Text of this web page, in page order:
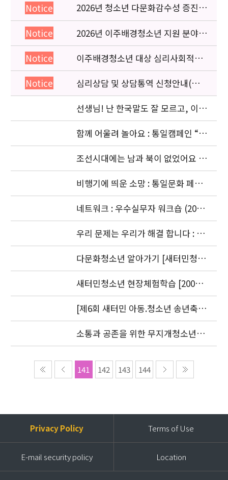
Notice
2026년 청소년 다문화감수성 증진
프로그램 「다가감」신청기관 안내
Notice
2026년 이주배경청소년 지원 분야
종사자 역량강화 교육 일정 안내
Notice
이주배경청소년 대상 심리사회적응
검사 연수동영상 개편 안내
Notice
심리상담 및 상담통역 신청안내(의뢰
서첨부)
선생님! 난 한국말도 잘 모르고, 이젠
몽골말도 잘 모르겠어요: 이주청소년
관련
함께 어울려 놀아요 : 통일캠페인 “얼
싸안고” 공동주최 (2006. 11.5)
조선시대에는 남과 북이 없었어요 :
경복궁 돌아보기 (2006. 10. 4)
비행기에 띄운 소망 : 통일문화 페스
티벌 [남북청소년대화] (2006. 9.18-
9.20)
네트워크 : 우수실무자 워크숍 (2006.
9. 18 ~ 9. 22)
우리 문제는 우리가 해결 합니다 : 청
소년기획단의 활동 (2006. 8.24-
9.20)
다문화청소년 알아가기 [새터민청소
년] 편 발간(2006. 7.25)
새터민청소년 현장체험학습 [2006.
8. 30-31]
[제6회 새터민 아동.청소년 송년축
제] 2006 더 크고 싶은 아이들
소통과 공존을 위한 무지개청소년센
터 세미나 2006 언론보도자료
141 142 143 144
Privacy Policy Terms of Use
E-mail security policy Location